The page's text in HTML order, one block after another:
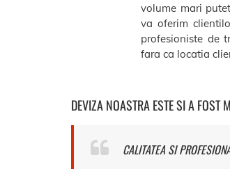
volume mari
va oferim
profesioniste de
fara ca locatia
DEVIZA NOASTRA ESTE SI A FOST
CALITATEA SI